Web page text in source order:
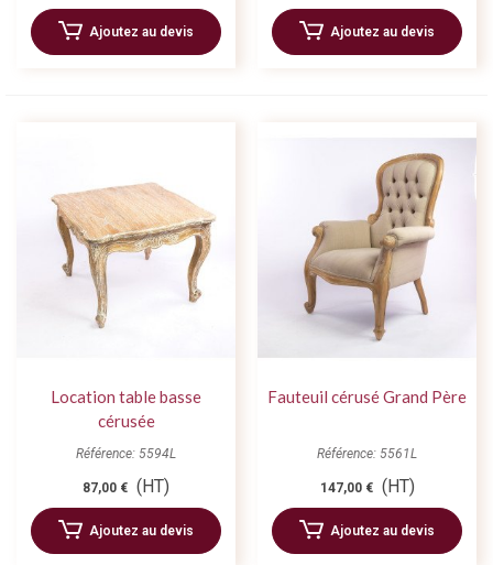
Ajoutez au devis Ajoutez au devis
Location table basse
cérusée
Référence: 5594L
87,00 € (HT)
Ajoutez au devis
Fauteuil cérusé Grand Père
Référence: 5561L
147,00 € (HT)
Ajoutez au devis